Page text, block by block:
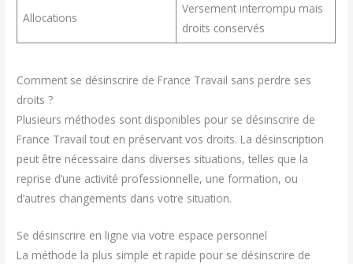
Allocations
Versement interrompu mais
droits conservés
Comment se désinscrire de France Travail sans perdre ses
droits ?
Plusieurs méthodes sont disponibles pour se désinscrire de
France Travail tout en préservant vos droits. La désinscription
peut être nécessaire dans diverses situations, telles que la
reprise d’une activité professionnelle, une formation, ou
d’autres changements dans votre situation.
Se désinscrire en ligne via votre espace personnel
La méthode la plus simple et rapide pour se désinscrire de